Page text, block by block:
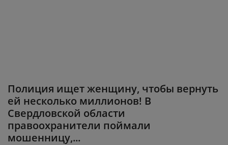
Полиция ищет женщину, чтобы вернуть
ей несколько миллионов! В
Свердловской области
правоохранители поймали
мошенницу,...